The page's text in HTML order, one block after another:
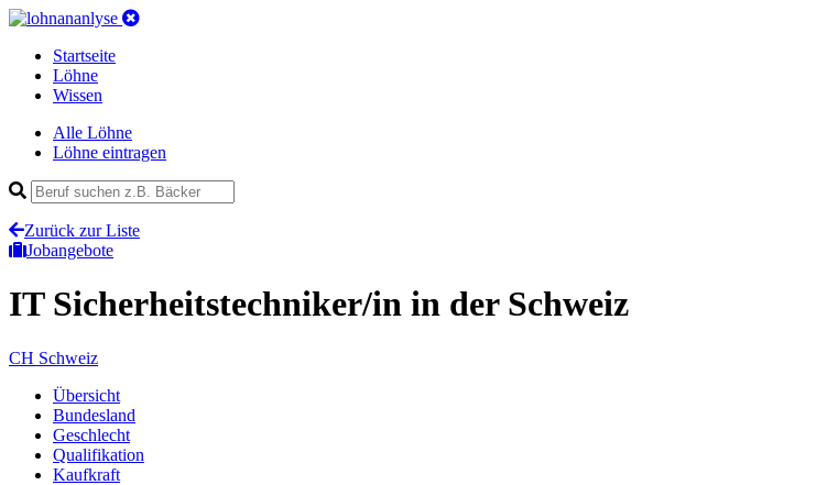
Startseite
Löhne
Wissen
Alle Löhne
Löhne eintragen
Zurück zur Liste
Jobangebote
IT Sicherheitstechniker/in in der Schweiz
CH Schweiz
Übersicht
Bundesland
Geschlecht
Qualifikation
Kaufkraft